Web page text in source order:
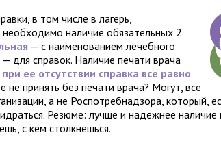
в том числе в лагерь,
наличие обязательных 2
— с наименованием лечебного
— для справок. Наличие печати врача
ее отсутствии справка все равно
не принять без печати врача? Могут, все
а не Роспотребнадзора, который,
Резюме: лучше и надежнее наличие
с кем столкнешься.